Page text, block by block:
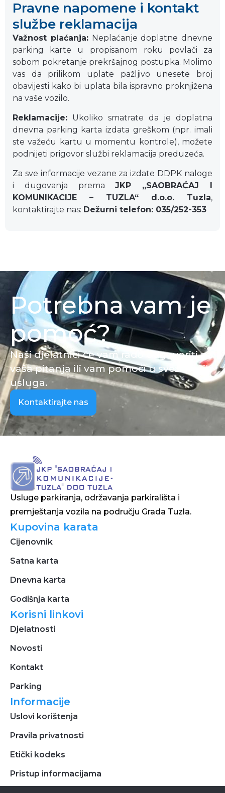
Pravne napomene i kontakt
službe reklamacija
Važnost plaćanja:Neplaćanje doplatne dnevne
parking karte u propisanom roku povlači za
sobom pokretanje prekršajnog postupka. Molimo
vas da prilikom uplate pažljivo unesete broj
obavijesti kako bi uplata bila ispravno proknjižena
na vaše vozilo.
Reklamacije: Ukoliko smatrate da je doplatna
dnevna parking karta izdata greškom (npr. imali
ste važeću kartu u momentu kontrole), možete
podnijeti prigovor službi reklamacija preduzeća.
Za sve informacije vezane za izdate DDPK naloge
i dugovanja premaJKP „SAOBRAĆAJ I
KOMUNIKACIJE – TUZLA“ d.o.o. Tuzla,
kontaktirajte nas: Dežurni telefon: 035/252-353
Potrebna vam je
pomoć?
Naši djelatnici će vam rado odgovoriti na
vaša pitanja ili vam pomoći u svezi naših
usluga.
Kontaktirajte nas
Usluge parkiranja, održavanja parkirališta i
premještanja vozila na području Grada Tuzla.
Kupovina karata
Cijenovnik
Satna karta
Dnevna karta
Godišnja karta
Korisni linkovi
Djelatnosti
Novosti
Kontakt
Parking
Informacije
Uslovi korištenja
Pravila privatnosti
Etički kodeks
Pristup informacijama